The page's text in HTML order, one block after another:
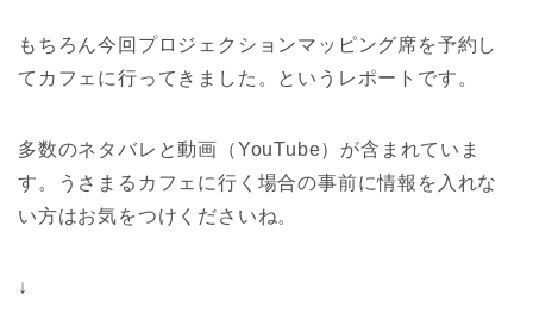
もちろん今回プロジェクションマッピング席を予約し
てカフェに行ってきました。というレポートです。
多数のネタバレと動画（YouTube）が含まれていま
す。うさまるカフェに行く場合の事前に情報を入れな
い方はお気をつけくださいね。
↓